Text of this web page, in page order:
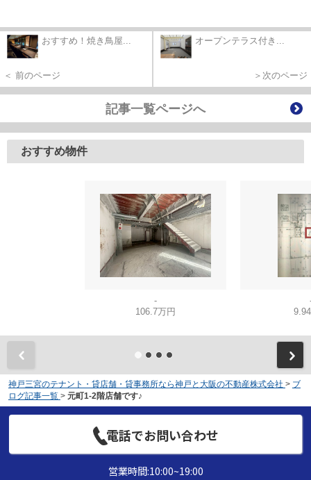
おすすめ！焼き鳥屋...
＜ 前のページ
オープンテラス付き...
＞次のページ
記事一覧ページへ
おすすめ物件
-
106.7万円
神戸三宮のテナント・貸店舗・貸事務所なら神戸と大阪の不動産株式会社 > ブ
ログ記事一覧 > 元町1-2階店舗です♪
電話でお問い合わせ
営業時間:10:00~19:00